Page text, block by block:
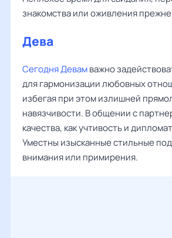
знакомства или оживления
Дева
Сегодня Девамважно
для гармонизации любовных
избегая при этом излишней
навязчивости. В общении с
качества, как учтивость и
Уместны изысканные стильные
внимания или примирения.